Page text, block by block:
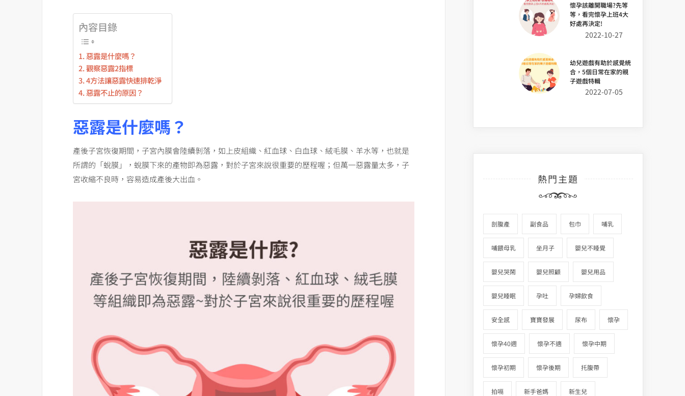
內容目錄
惡露是什麼嗎？
觀察惡露2指標
4方法讓惡露快速排乾淨
惡露不止的原因？
惡露是什麼嗎？
產後子宮恢復期間，子宮內膜會陸續剝落，如上皮組織、紅血球、白血球、絨毛膜、羊水等，也就是
所謂的「蛻膜」，蛻膜下來的產物即為惡露，對於子宮來說很重要的歷程喔；但萬一惡露量太多，子
宮收縮不良時，容易造成產後大出血。
懷孕該離開職場?先等
等，看完懷孕上班4大
好處再決定!
2022-10-27
幼兒遊戲有助於感覺統
合，5個日常在家的親
子遊戲特輯
2022-07-05
熱門主題
剖腹產 副食品 包巾 哺乳
哺餵母乳 坐月子 嬰兒不睡覺
嬰兒哭鬧 嬰兒照顧 嬰兒用品
嬰兒睡眠 孕吐 孕婦飲食
安全感 寶寶發展 尿布 懷孕
懷孕40週 懷孕不適 懷孕中期
懷孕初期 懷孕後期 托腹帶
拍嗝 新手爸媽 新生兒